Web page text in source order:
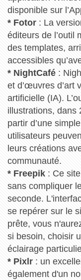
disponible sur
* Fotor: La
éditeurs de l’outil
des templates,
accessibles
* NightCafé:
et d’œuvres d’art
artificielle (IA).
illustrations, dans
partir d’une
utilisateurs
leurs créations
communauté.
* Freepik: Ce site
sans compliquer
seconde.
se repérer sur le
prête, vous
si besoin, choisir
éclairage
* Pixlr: un
également d'un